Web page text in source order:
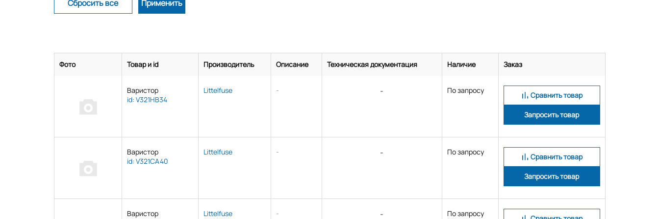
Panasonic
TKS
Фото Товар и id Производитель Описание Техническая документация Наличие Заказ
Варистор
id: V321HB34
Littelfuse - - По запросу
Сравнить товар
Запросить товар
Варистор
id: V321CA40
Littelfuse - - По запросу
Сравнить товар
Запросить товар
Варистор
Littelfuse - - По запросу